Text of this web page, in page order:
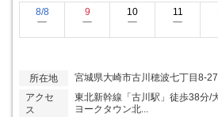
8/8
ー
9
ー
10
ー
11
ー
所在地
宮城県大崎市古川穂波七丁目8-
アクセ
ス
東北新幹線「古川駅」徒歩38分/
ヨークタウン北...